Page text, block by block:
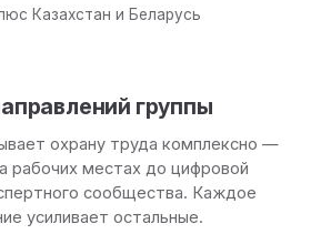
Казахстан и Беларусь
группы
охрану труда комплексно —
рабочих местах до цифровой
сообщества. Каждое
усиливает остальные.